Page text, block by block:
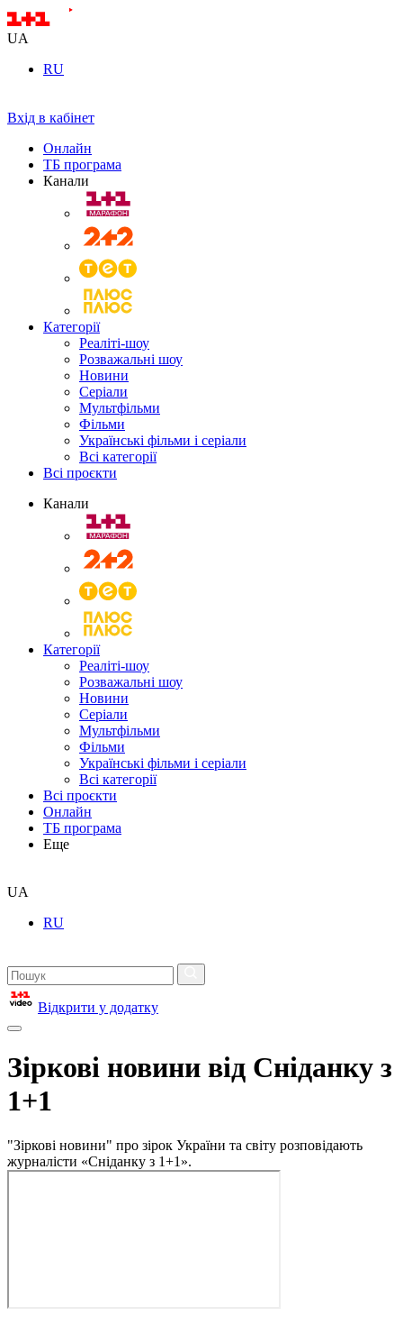
UA
RU
Вхід в кабінет
Онлайн
ТБ програма
Канали
Категорії
Реаліті-шоу
Розважальні шоу
Новини
Серіали
Мультфільми
Фільми
Українські фільми і серіали
Всі категорії
Всі проєкти
Канали
Категорії
Реаліті-шоу
Розважальні шоу
Новини
Серіали
Мультфільми
Фільми
Українські фільми і серіали
Всі категорії
Всі проєкти
Онлайн
ТБ програма
Еще
UA
RU
Відкрити у додатку
Зіркові новини від Сніданку з
1+1
"Зіркові новини" про зірок України та світу розповідають
журналісти «Сніданку з 1+1».